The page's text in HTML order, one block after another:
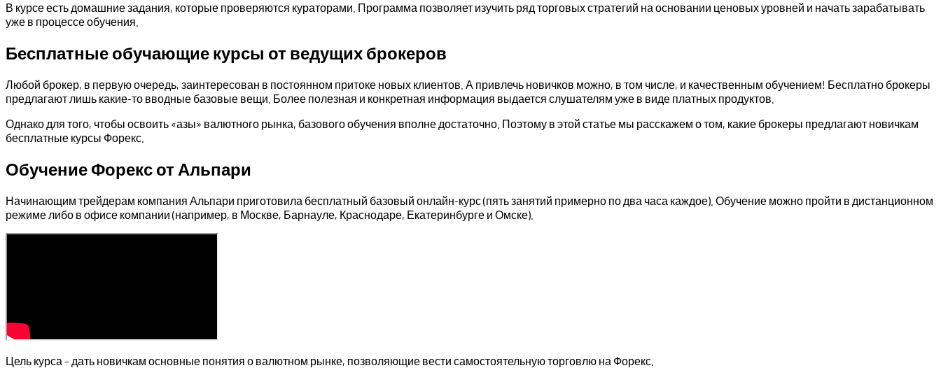
В курсе есть домашние задания, которые проверяются кураторами. Программа позволяет изучить ряд торговых стратегий на основании ценовых уровней и начать зарабатывать
уже в процессе обучения.
Бесплатные обучающие курсы от ведущих брокеров
Любой брокер, в первую очередь, заинтересован в постоянном притоке новых клиентов. А привлечь новичков можно, в том числе, и качественным обучением! Бесплатно брокеры
предлагают лишь какие-то вводные базовые вещи. Более полезная и конкретная информация выдается слушателям уже в виде платных продуктов.
Однако для того, чтобы освоить «азы» валютного рынка, базового обучения вполне достаточно. Поэтому в этой статье мы расскажем о том, какие брокеры предлагают новичкам
бесплатные курсы Форекс.
Обучение Форекс от Альпари
Начинающим трейдерам компания Альпари приготовила бесплатный базовый онлайн-курс (пять занятий примерно по два часа каждое). Обучение можно пройти в дистанционном
режиме либо в офисе компании (например, в Москве, Барнауле, Краснодаре, Екатеринбурге и Омске).
Цель курса – дать новичкам основные понятия о валютном рынке, позволяющие вести самостоятельную торговлю на Форекс.